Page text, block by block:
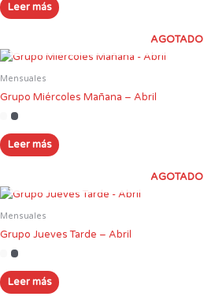
Leer más
AGOTADO
Mensuales
Grupo Miércoles Mañana – Abril
Leer más
AGOTADO
Mensuales
Grupo Jueves Tarde – Abril
Leer más